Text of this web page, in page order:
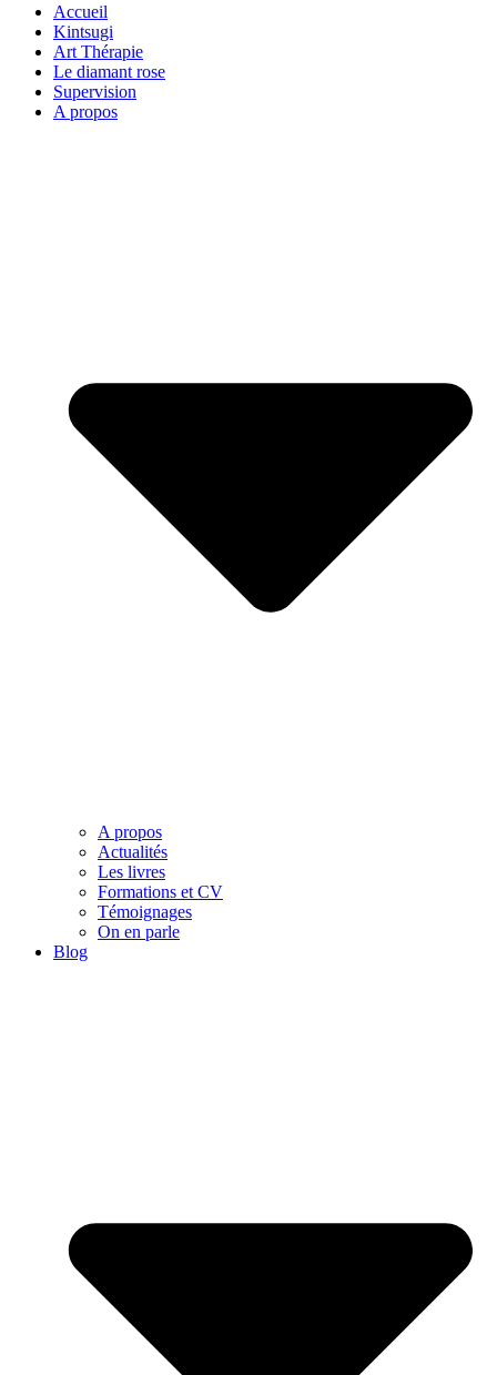
Accueil
Kintsugi
Art Thérapie
Le diamant rose
Supervision
A propos
A propos
Actualités
Les livres
Formations et CV
Témoignages
On en parle
Blog